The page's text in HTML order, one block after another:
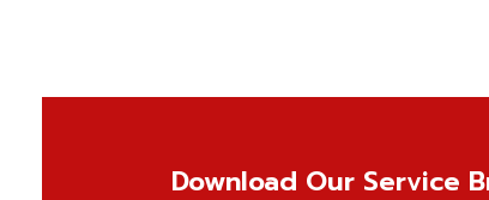
Download Our Service